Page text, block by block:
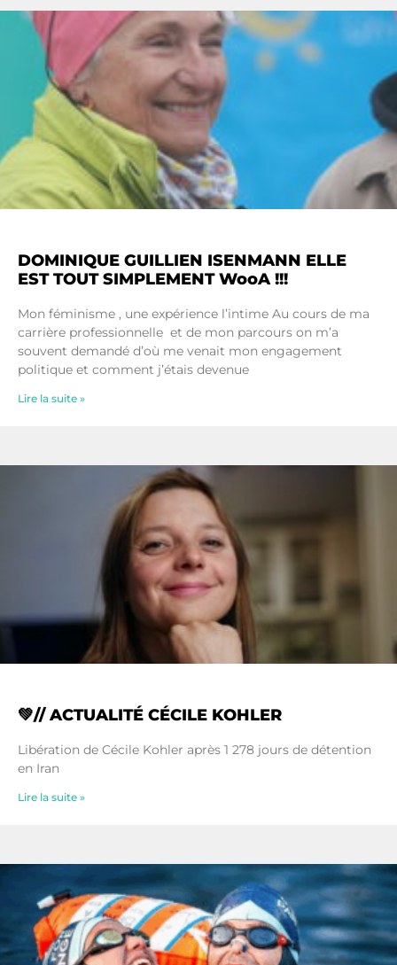
DOMINIQUE GUILLIEN ISENMANN ELLE
EST TOUT SIMPLEMENT WooA !!!
Mon féminisme , une expérience l’intime Au cours de ma
carrière professionnelle et de mon parcours on m’a
souvent demandé d’où me venait mon engagement
politique et comment j’étais devenue
Lire la suite »
💚// ACTUALITÉ CÉCILE KOHLER
Libération de Cécile Kohler après 1 278 jours de détention
en Iran
Lire la suite »